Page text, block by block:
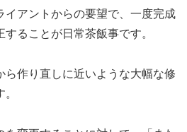
イアントからの要望で、一度完成
ることが日常茶飯事です。
ら作り直しに近いような大幅な修